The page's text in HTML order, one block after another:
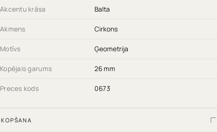
Akcentu krāsa Balta
Akmens Cirkons
Motīvs Ģeometrija
Kopējais garums 26 mm
Preces kods 0673
KOPŠANA